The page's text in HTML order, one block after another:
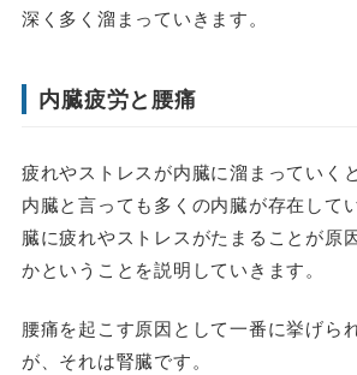
深く多く溜まっていきます。
内臓疲労と腰痛
疲れやストレスが内臓に溜まっていく
内臓と言っても多くの内臓が存在して
臓に疲れやストレスがたまることが原
かということを説明していきます。
腰痛を起こす原因として一番に挙げら
が、それは腎臓です。